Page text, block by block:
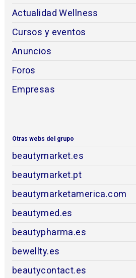
Actualidad Wellness
Cursos y eventos
Anuncios
Foros
Empresas
Otras webs del grupo
beautymarket.es
beautymarket.pt
beautymarketamerica.com
beautymed.es
beautypharma.es
bewellty.es
beautycontact.es